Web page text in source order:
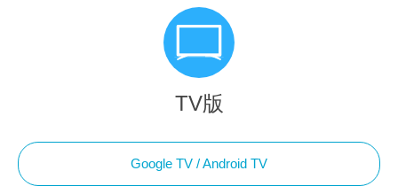
TV版
Google TV / Android TV